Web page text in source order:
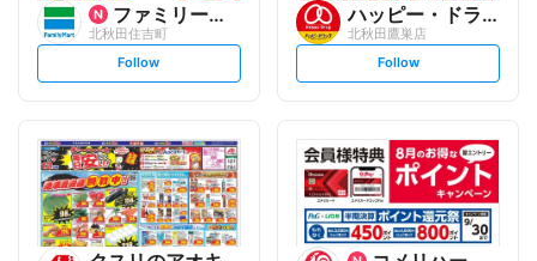
ファミリーマート
北秋田住吉町
s
t
l
o
w
Follow
ハッピー・ドラッグ
北秋田鷹巣店
s
t
o
w
Follow